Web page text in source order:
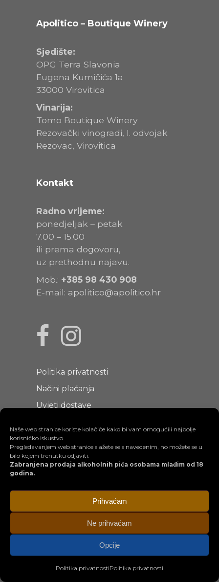
Naše web stranice koriste kolačiće kako bi vam omogućili najbolje
korisničko iskustvo.
Pregledavanjem web stranice slažete se s navedenim, no možete se u
bilo kojem trenutku odjaviti.
Zabranjena prodaja alkoholnih pića osobama mlađim od 18
godina.
Prihvaćam
Ne prihvaćam
Opcije
Politika privatnostiPolitika privatnosti
Apolitico – Boutique Winery
Sjedište:
OPG Terra Slavonia
Eugena Kumičića 1a
33000 Virovitica
Vinarija:
Tomo Boutique Winery
Rezovački vinogradi, I. odvojak
Rezovac, Virovitica
Kontakt
Radno vrijeme:
ponedjeljak – petak
7.00 – 15.00
ili prema dogovoru,
uz prethodnu najavu.
Mob.: +385 98 430 908
E-mail: apolitico@apolitico.hr
Politika privatnosti
Načini plaćanja
Uvjeti dostave